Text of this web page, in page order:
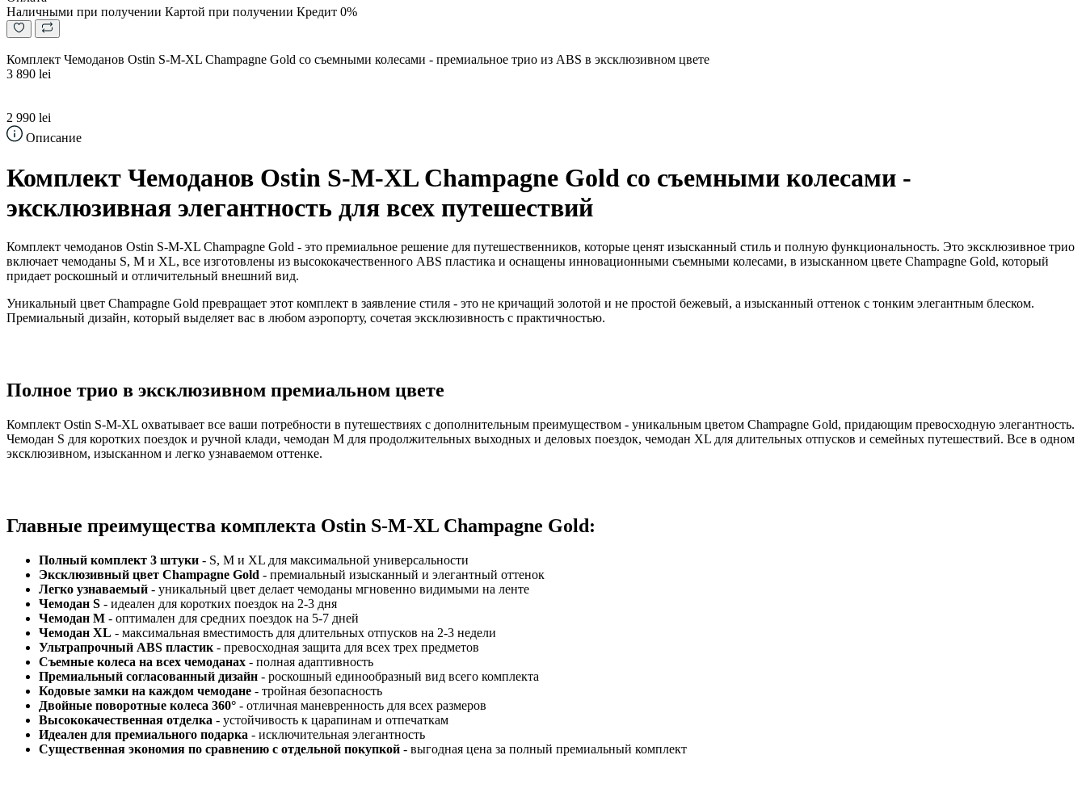
Наличными при получении Картой при получении Кредит 0%
Комплект Чемоданов Ostin S-M-XL Champagne Gold со съемными колесами - премиальное трио из ABS в эксклюзивном цвете
3 890 lei
2 990 lei
Описание
Комплект Чемоданов Ostin S-M-XL Champagne Gold со съемными колесами -
эксклюзивная элегантность для всех путешествий
Комплект чемоданов Ostin S-M-XL Champagne Gold - это премиальное решение для путешественников, которые ценят изысканный стиль и полную функциональность. Это эксклюзивное трио
включает чемоданы S, M и XL, все изготовлены из высококачественного ABS пластика и оснащены инновационными съемными колесами, в изысканном цвете Champagne Gold, который
придает роскошный и отличительный внешний вид.
Уникальный цвет Champagne Gold превращает этот комплект в заявление стиля - это не кричащий золотой и не простой бежевый, а изысканный оттенок с тонким элегантным блеском.
Премиальный дизайн, который выделяет вас в любом аэропорту, сочетая эксклюзивность с практичностью.
Полное трио в эксклюзивном премиальном цвете
Комплект Ostin S-M-XL охватывает все ваши потребности в путешествиях с дополнительным преимуществом - уникальным цветом Champagne Gold, придающим превосходную элегантность.
Чемодан S для коротких поездок и ручной клади, чемодан M для продолжительных выходных и деловых поездок, чемодан XL для длительных отпусков и семейных путешествий. Все в одном
эксклюзивном, изысканном и легко узнаваемом оттенке.
Главные преимущества комплекта Ostin S-M-XL Champagne Gold:
Полный комплект 3 штуки - S, M и XL для максимальной универсальности
Эксклюзивный цвет Champagne Gold - премиальный изысканный и элегантный оттенок
Легко узнаваемый - уникальный цвет делает чемоданы мгновенно видимыми на ленте
Чемодан S - идеален для коротких поездок на 2-3 дня
Чемодан M - оптимален для средних поездок на 5-7 дней
Чемодан XL - максимальная вместимость для длительных отпусков на 2-3 недели
Ультрапрочный ABS пластик - превосходная защита для всех трех предметов
Съемные колеса на всех чемоданах - полная адаптивность
Премиальный согласованный дизайн - роскошный единообразный вид всего комплекта
Кодовые замки на каждом чемодане - тройная безопасность
Двойные поворотные колеса 360° - отличная маневренность для всех размеров
Высококачественная отделка - устойчивость к царапинам и отпечаткам
Идеален для премиального подарка - исключительная элегантность
Существенная экономия по сравнению с отдельной покупкой - выгодная цена за полный премиальный комплект